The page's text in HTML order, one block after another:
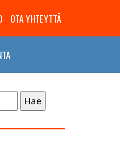
OTA YHTEYTTÄ